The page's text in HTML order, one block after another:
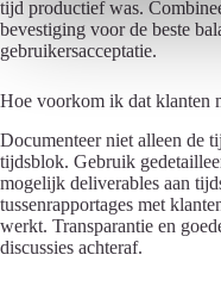
tijd productief was.
bevestiging voor de beste
gebruikersacceptatie.
Hoe voorkom ik dat klanten
Documenteer niet alleen de
tijdsblok. Gebruik
mogelijk deliverables aan
tussenrapportages met
werkt. Transparantie en
discussies achteraf.